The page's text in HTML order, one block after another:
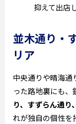
抑えて出店
並木通り・
リア
中央通りや晴海通
った路地裏にも、
り、すずらん通り
れが独自の個性を